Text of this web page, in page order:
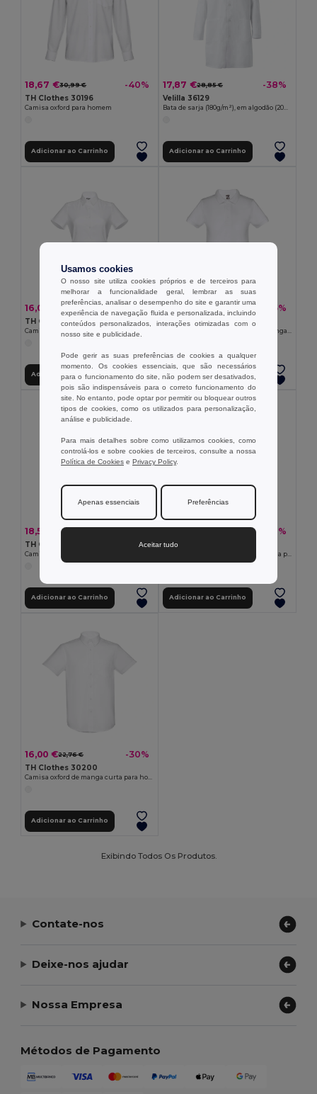
18,67 €30,99 € -40%
TH Clothes 30196
Camisa oxford para homem
Adicionar ao Carrinho
17,87 €28,85 € -38%
Velilla 36129
Adicionar ao Carrinho
16,00 € 23,71 € -33%
TH Clothes 30201
Adicionar ao Carrinho
8,08 € 10,73 € -25%
TH Clothes 30172
Adicionar ao Carrinho
18,51 € 28,08 €
TH Clothes 30194
Adicionar ao Carrinho
18,51 € -32%
TH Clothes 30195
Adicionar ao Carrinho
16,00 €22,76 € -30%
TH Clothes 30200
Adicionar ao Carrinho
Exibindo Todos Os Produtos.
Contate-nos
Deixe-nos ajudar
Nossa Empresa
Métodos de Pagamento
Usamos cookies
O nosso site utiliza cookies próprios e de terceiros para
melhorar a funcionalidade geral, lembrar as suas
preferências, analisar o desempenho do site e garantir uma
experiência de navegação fluida e personalizada, incluindo
conteúdos personalizados, interações otimizadas com o
nosso site e publicidade.
Pode gerir as suas preferências de cookies a qualquer
momento. Os cookies essenciais, que são necessários
para o funcionamento do site, não podem ser desativados,
pois são indispensáveis para o correto funcionamento do
site. No entanto, pode optar por permitir ou bloquear outros
tipos de cookies, como os utilizados para personalização,
análise e publicidade.
Para mais detalhes sobre como utilizamos cookies, como
controlá-los e sobre cookies de terceiros, consulte a nossa
Política de Cookies e Privacy Policy.
Apenas essenciais Preferências
Aceitar tudo